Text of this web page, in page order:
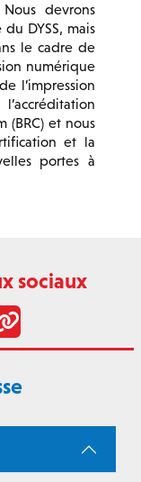
devrons
DYSS, mais
le cadre de
numérique
l’impression
(BRC) et nous
et la
portes à
sociaux